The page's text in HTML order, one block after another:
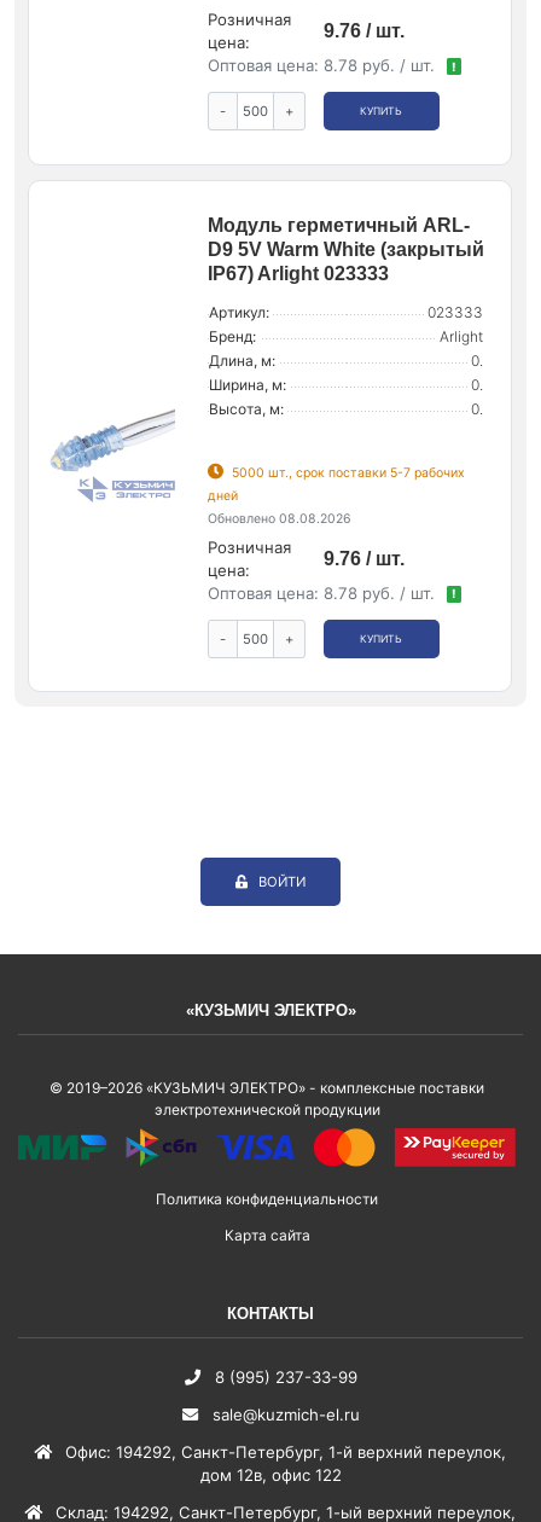
Розничная
цена:
9.76 / шт.
Оптовая цена: 8.78 руб. / шт. !
- + КУПИТЬ
Модуль герметичный ARL-
D9 5V Warm White (закрытый
IP67) Arlight 023333
Артикул:
023333
Бренд:
Arlight
Длина, м:
0.
Ширина, м:
0.
Высота, м:
0.
5000 шт., срок поставки 5-7 рабочих
дней
Обновлено 08.08.2026
Розничная
цена:
9.76 / шт.
Оптовая цена: 8.78 руб. / шт. !
- + КУПИТЬ
ВОЙТИ
«КУЗЬМИЧ ЭЛЕКТРО»
© 2019–2026 «КУЗЬМИЧ ЭЛЕКТРО» - комплексные поставки
электротехнической продукции
Политика конфиденциальности
Карта сайта
КОНТАКТЫ
8 (995) 237-33-99
sale@kuzmich-el.ru
Офис: 194292, Санкт-Петербург, 1-й верхний переулок,
дом 12в, офис 122
Склад: 194292, Санкт-Петербург, 1-ый верхний переулок,